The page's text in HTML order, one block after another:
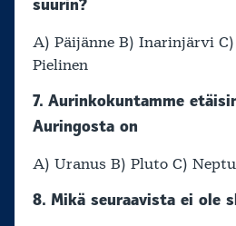
suurin?
A) Päijänne B) Inarinjärvi
Pielinen
7. Aurinkokuntamme
Auringosta on
A) Uranus B) Pluto C)
8. Mikä seuraavista ei ole